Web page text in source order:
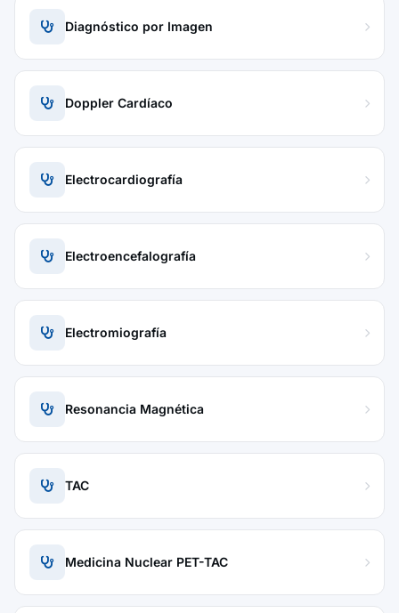
Diagnóstico por Imagen
Doppler Cardíaco
Electrocardiografía
Electroencefalografía
Electromiografía
Resonancia Magnética
TAC
Medicina Nuclear PET-TAC